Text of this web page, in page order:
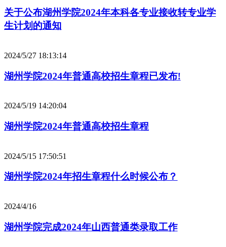
关于公布湖州学院2024年本科各专业接收转专业学
生计划的通知
2024/5/27 18:13:14
湖州学院2024年普通高校招生章程已发布!
2024/5/19 14:20:04
湖州学院2024年普通高校招生章程
2024/5/15 17:50:51
湖州学院2024年招生章程什么时候公布？
2024/4/16
湖州学院完成2024年山西普通类录取工作